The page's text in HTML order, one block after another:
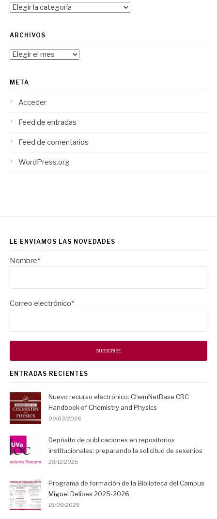
Categorías
ARCHIVOS
Archivos
META
Acceder
Feed de entradas
Feed de comentarios
WordPress.org
LE ENVIAMOS LAS NOVEDADES
Nombre*
Correo electrónico*
ENTRADAS RECIENTES
Nuevo recurso electrónico: ChemNetBase CRC
Handbook of Chemistry and Physics
09/03/2026
Depósito de publicaciones en repositorios
institucionales: preparando la solicitud de sexenios
28/11/2025
Programa de formación de la Biblioteca del Campus
Miguel Delibes 2025-2026.
15/09/2025